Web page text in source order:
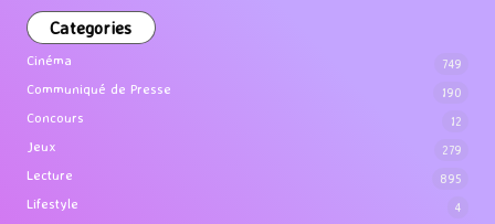
Categories
Cinéma 749
Communiqué de Presse 190
Concours 12
Jeux 279
Lecture 895
Lifestyle 4